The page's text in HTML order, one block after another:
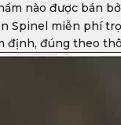
nào được bán
Spinel miễn phí
định, đúng theo